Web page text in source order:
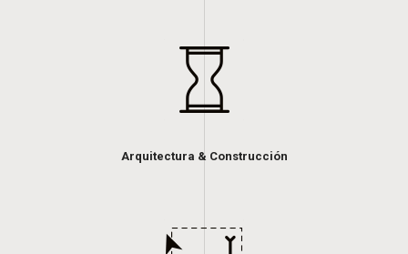
Arquitectura & Construcción